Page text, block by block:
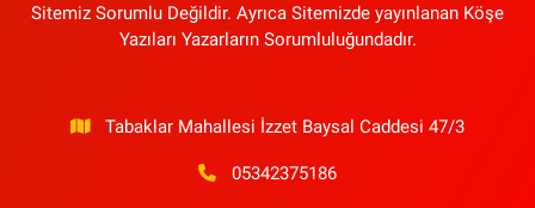
Sitemiz Sorumlu Değildir. Ayrıca Sitemizde yayınlanan Köşe
Yazıları Yazarların Sorumluluğundadır.
Tabaklar Mahallesi İzzet Baysal Caddesi 47/3
05342375186